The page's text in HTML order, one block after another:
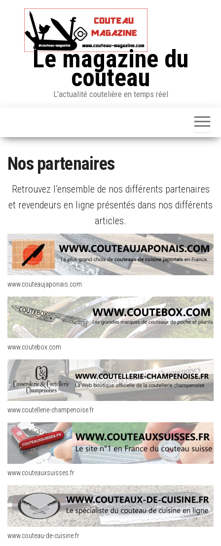
Le magazine du
couteau
L'actualité coutelière en temps réel
Nos partenaires
Retrouvez l’ensemble de nos différents partenaires
et revendeurs en ligne présentés dans nos différents
articles.
www.couteaujaponais.com
www.coutebox.com
www.coutellerie-champenoise.fr
www.couteauxsuisses.fr
www.couteau-de-cuisine.fr